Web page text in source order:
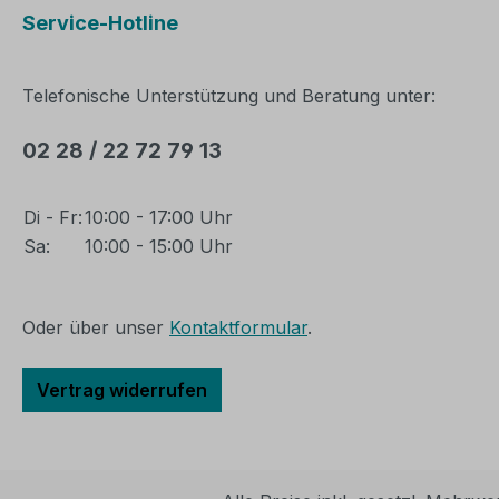
Service-Hotline
Telefonische Unterstützung und Beratung unter:
02 28 / 22 72 79 13
Di - Fr:10:00 - 17:00 Uhr
Sa:
10:00 - 15:00 Uhr
Oder über unser Kontaktformular.
Vertrag widerrufen